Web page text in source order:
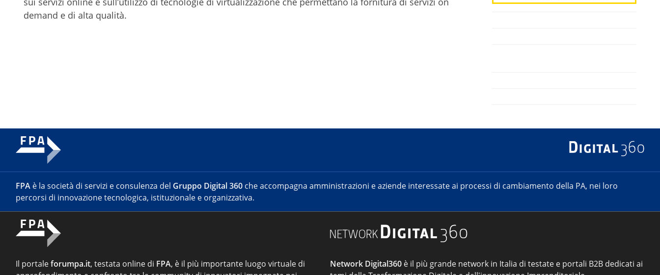
demand e di alta qualità.
FPA è la società di servizi e consulenza del Gruppo Digital 360 che accompagna amministrazioni e aziende interessate ai processi di cambiamento della PA, nei loro
percorsi di innovazione tecnologica, istituzionale e organizzativa.
Il portaleforumpa.it, testata online di FPA, è il più importante luogo virtuale di
Network Digital360 è il più grande network in Italia di testate e portali B2B dedicati ai